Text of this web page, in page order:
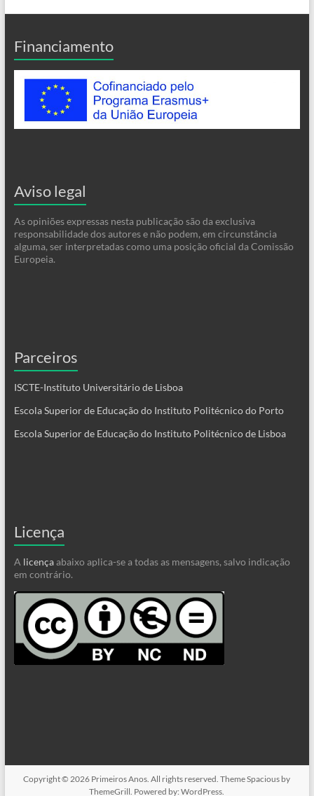
Financiamento
Aviso legal
As opiniões expressas nesta publicação são da exclusiva
responsabilidade dos autores e não podem, em circunstância
alguma, ser interpretadas como uma posição oficial da Comissão
Europeia.
Parceiros
ISCTE-Instituto Universitário de Lisboa
Escola Superior de Educação do Instituto Politécnico do Porto
Escola Superior de Educação do Instituto Politécnico de Lisboa
Licença
A licençaabaixo aplica-se a todas as mensagens, salvo indicação
em contrário.
Copyright © 2026 Primeiros Anos . All rights reserved. ThemeSpacious by
ThemeGrill. Powered by:WordPress